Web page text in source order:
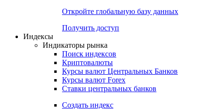
Календарь инвестора
Попробуйте7-дневный
Откройте глобальную базу данных
Получить доступ
Индикаторы рынка
Поиск индексов
Курсы валют Центральных Банков